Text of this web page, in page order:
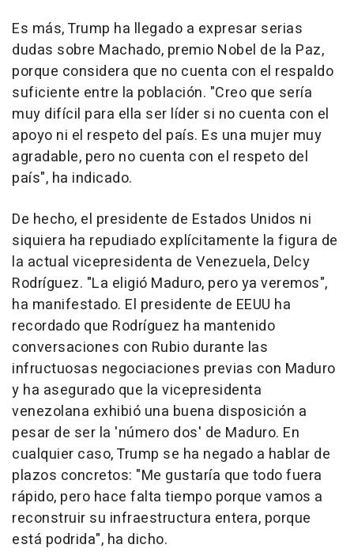
Es más, Trump ha llegado a expresar serias
dudas sobre Machado, premio Nobel de la Paz,
porque considera que no cuenta con el respaldo
suficiente entre la población. "Creo que sería
muy difícil para ella ser líder si no cuenta con el
apoyo ni el respeto del país. Es una mujer muy
agradable, pero no cuenta con el respeto del
país", ha indicado.
De hecho, el presidente de Estados Unidos ni
siquiera ha repudiado explícitamente la figura de
la actual vicepresidenta de Venezuela, Delcy
Rodríguez. "La eligió Maduro, pero ya veremos",
ha manifestado. El presidente de EEUU ha
recordado que Rodríguez ha mantenido
conversaciones con Rubio durante las
infructuosas negociaciones previas con Maduro
y ha asegurado que la vicepresidenta
venezolana exhibió una buena disposición a
pesar de ser la 'número dos' de Maduro. En
cualquier caso, Trump se ha negado a hablar de
plazos concretos: "Me gustaría que todo fuera
rápido, pero hace falta tiempo porque vamos a
reconstruir su infraestructura entera, porque
está podrida", ha dicho.